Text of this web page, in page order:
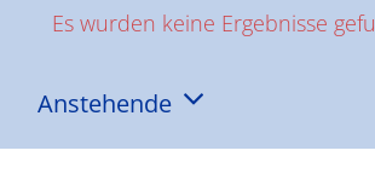
Hinweis
Es wurden keine Ergebnisse
Anstehende
Datum